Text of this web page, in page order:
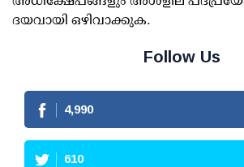
ദയവായി ഒഴിവാക്കുക.
Follow Us
4,990
610